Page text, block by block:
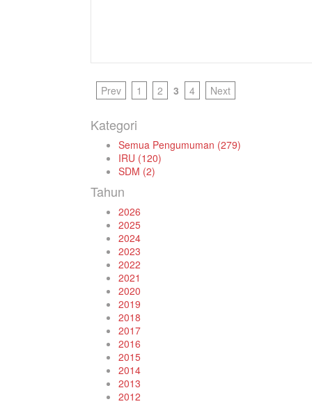
Prev 1 2 3 4 Next
Kategori
Semua Pengumuman (279)
IRU (120)
SDM (2)
Tahun
2026
2025
2024
2023
2022
2021
2020
2019
2018
2017
2016
2015
2014
2013
2012